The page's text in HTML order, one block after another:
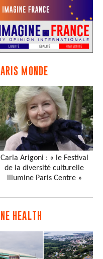
MONDE
Carla Arigoni : « le Festival
de la diversité culturelle
illumine Paris Centre »
HEALTH